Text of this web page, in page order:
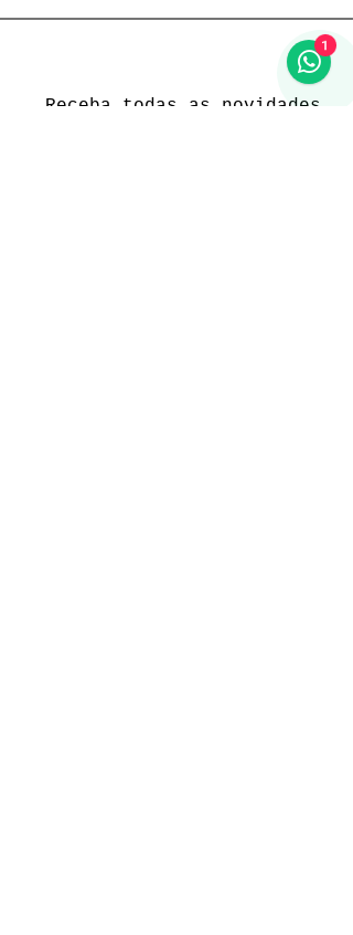
Receba todas as novidades
1